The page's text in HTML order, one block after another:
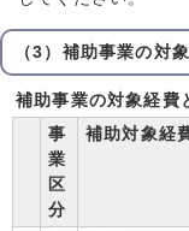
（3）補助事業の対
補助事業の対象経費
事
業
区
分
補助対象経